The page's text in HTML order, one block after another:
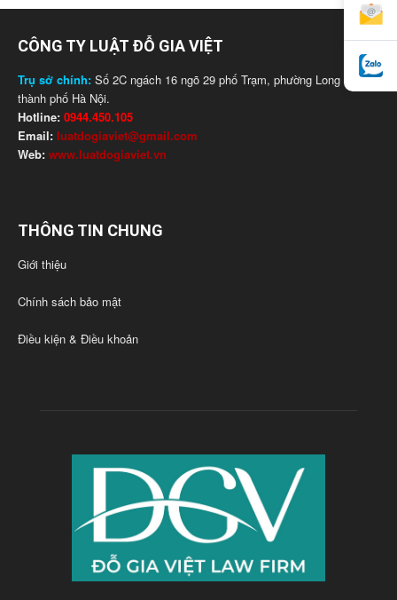
CÔNG TY LUẬT ĐỖ GIA VIỆT
Trụ sở chính: Số 2C ngách 16 ngõ 29 phố Trạm, phường Long Biên,
thành phố Hà Nội.
Hotline: 0944.450.105
Email: luatdogiaviet@gmail.com
Web: www.luatdogiaviet.vn
THÔNG TIN CHUNG
Giới thiệu
Chính sách bảo mật
Điều kiện & Điều khoản